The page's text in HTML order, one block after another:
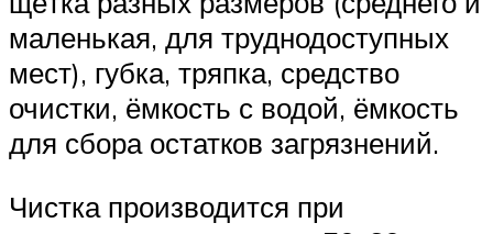
маленькая, для труднодоступных
мест), губка, тряпка, средство
очистки, ёмкость с водой, ёмкость
для сбора остатков загрязнений.
Чистка производится при